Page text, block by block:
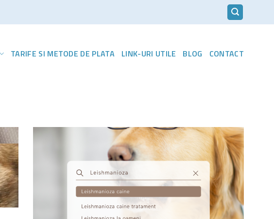
TARIFE SI METODE DE PLATA LINK-URI UTILE BLOG CONTACT